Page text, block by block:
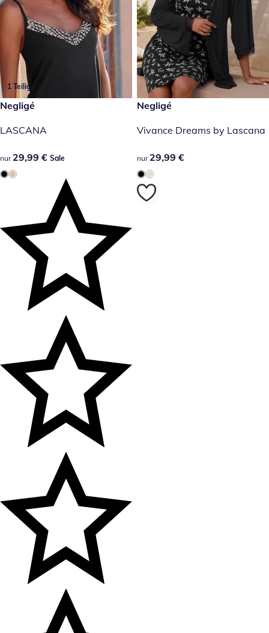
1 Teilig
29,99 €
Sale
Negligé
LASCANA
29,99 €
nur 29,99 € Sale
29,99 €
Negligé
Vivance Dreams by Lascana
29,99 €
nur 29,99 €